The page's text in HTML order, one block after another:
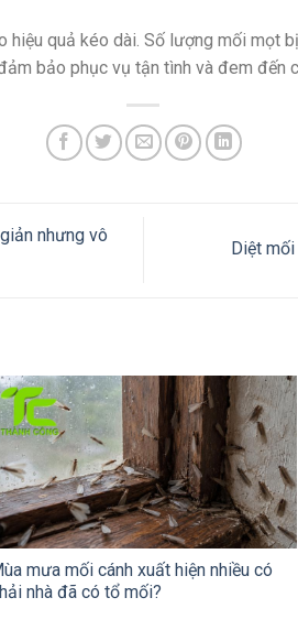
hiệu quả kéo dài. Số lượng mối mọt
đảm bảo phục vụ tận tình và đem
nhưng vô
Diệt
mưa mối cánh xuất hiện nhiều có
nhà đã có tổ mối?